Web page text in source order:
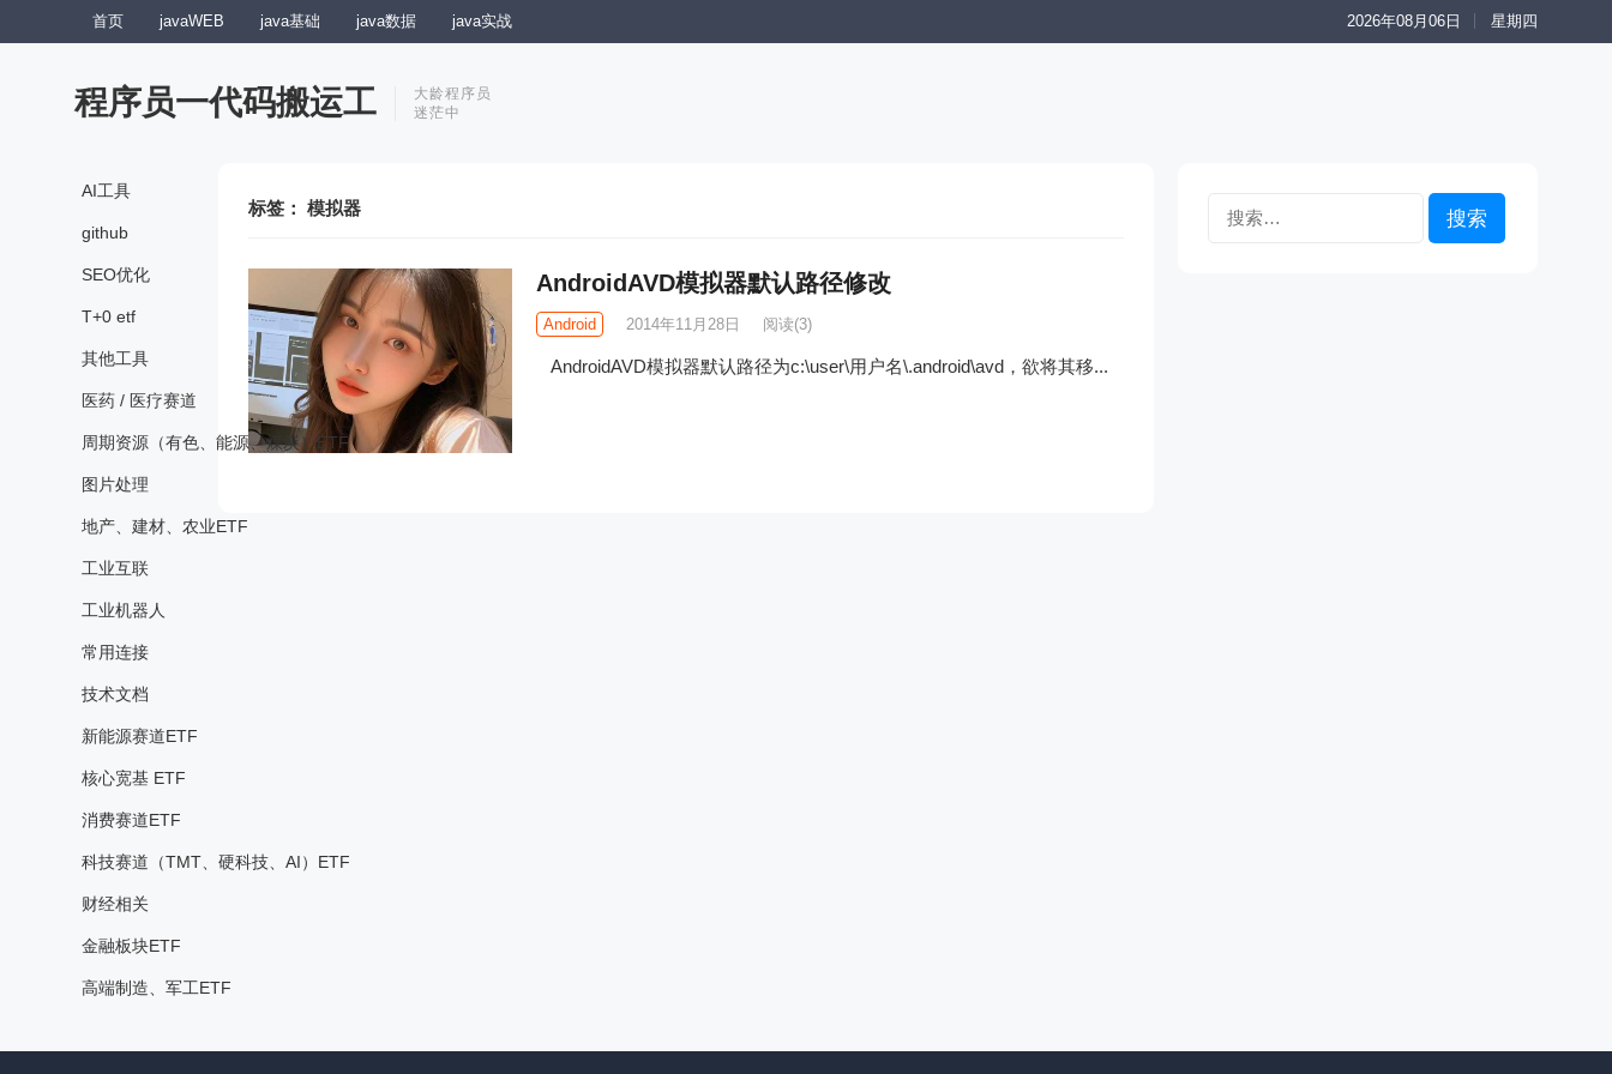
首页 javaWEB java基础 java数据 java实战 2026年08月06日 星期四
程序员一代码搬运工
大龄程序员
迷茫中
AI工具
github
SEO优化
T+0 etf
其他工具
医药 / 医疗赛道
周期资源（有色、能源、煤炭）ETF
图片处理
地产、建材、农业ETF
工业互联
工业机器人
常用连接
技术文档
新能源赛道ETF
核心宽基 ETF
消费赛道ETF
科技赛道（TMT、硬科技、AI）ETF
财经相关
金融板块ETF
高端制造、军工ETF
标签： 模拟器
AndroidAVD模拟器默认路径修改
Android 2014年11月28日 阅读(3)
AndroidAVD模拟器默认路径为c:\user\用户名\.android\avd，欲将其移...